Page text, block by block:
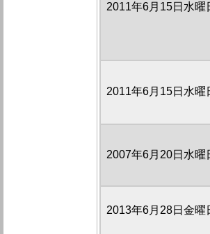
2011年6月15日水曜
2011年6月15日水曜
2007年6月20日水曜
2013年6月28日金曜